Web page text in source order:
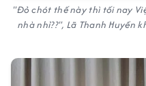
"Đỏ chót thế này thì tối nay
nhà nhỉ??", Lã Thanh Huyền